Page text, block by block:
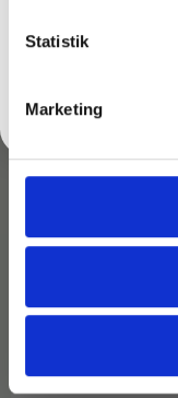
Statistik
Marketing
Læg i kurv